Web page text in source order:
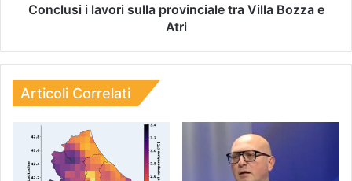
Conclusi i lavori sulla provinciale tra Villa Bozza e
Atri
Articoli Correlati